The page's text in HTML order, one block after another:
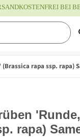
BEI
rapa ssp. rapa)
rapa)